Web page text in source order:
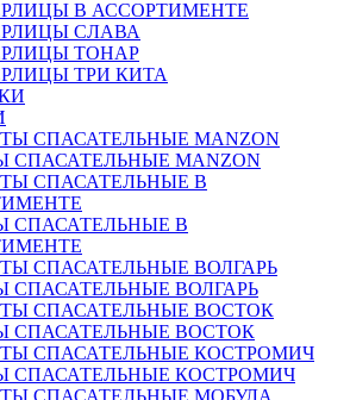
В АССОРТИМЕНТЕ
СЛАВА
ТОНАР
ТРИ КИТА
СПАСАТЕЛЬНЫЕ MANZON
СПАСАТЕЛЬНЫЕ В
СПАСАТЕЛЬНЫЕ ВОЛГАРЬ
СПАСАТЕЛЬНЫЕ ВОСТОК
СПАСАТЕЛЬНЫЕ КОСТРОМИЧ